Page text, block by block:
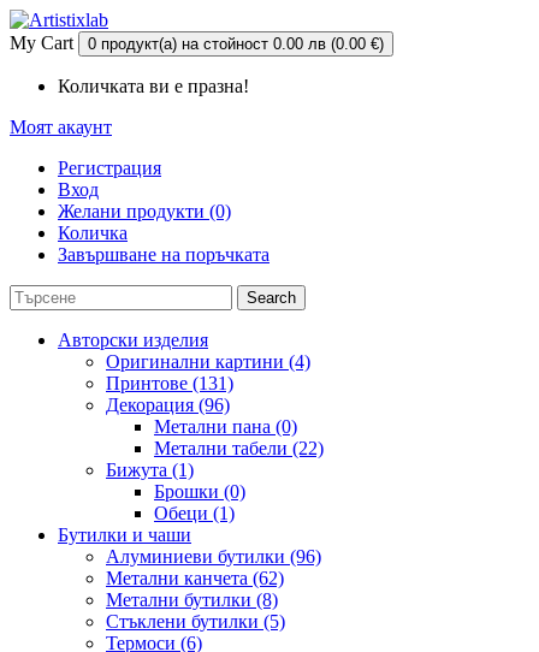
My Cart 0 продукт(а) на стойност 0.00 лв (0.00 €)
Количката ви е празна!
Моят акаунт
Регистрация
Вход
Желани продукти (0)
Количка
Завършване на поръчката
Search
Авторски изделия
Оригинални картини (4)
Принтове (131)
Декорация (96)
Метални пана (0)
Метални табели (22)
Бижута (1)
Брошки (0)
Обеци (1)
Бутилки и чаши
Алуминиеви бутилки (96)
Метални канчета (62)
Метални бутилки (8)
Стъклени бутилки (5)
Термоси (6)